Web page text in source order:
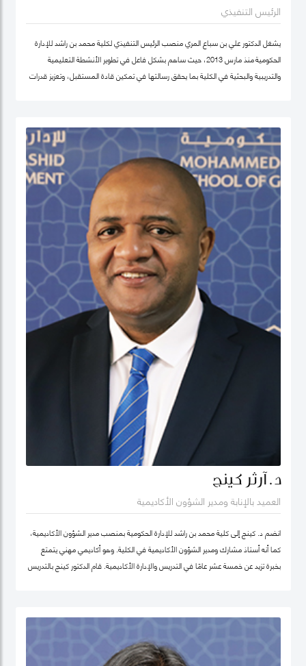
الرئيس التنفيذي
يشغل الدكتور علي بن سباع المري منصب الرئيس التنفيذي لكلية محمد بن راشد للإدارة
الحكومية منذ مارس 2013، حيث ساهم بشكل فاعل في تطوير الأنشطة التعليمية
والتدريبية والبحثية في الكلية بما يحقق رسالتها في تمكين قادة المستقبل، وتعزيز قدرات
د. آرثر كينج
العميد بالإنابة ومدير الشؤون الأكاديمية
انضم د. كينج إلى كلية محمد بن راشد للإدارة الحكومية بمنصب مدير الشؤون الأكاديمية،
كما أنه أستاذ مشارك ومدير الشؤون الأكاديمية في الكلية. وهو أكاديمي مهني يتمتع
بخبرة تزيد عن خمسة عشر عامًا في التدريس والإدارة الأكاديمية. قام الدكتور كينج بالتدريس
في مناصب إدارية مختلفة بما في ذلك رئيس إدارة، ورئيس لجنة الاعتماد، ورئيس مركز
ريادة الأعمال، وعميدًا لجامعة في الكويت مؤخرًا.